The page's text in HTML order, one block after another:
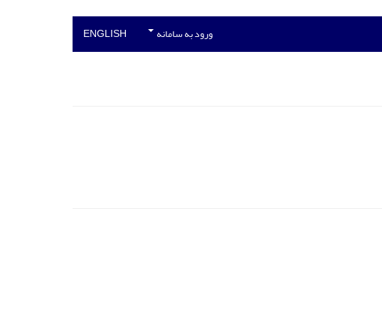
ورود به سامانه ENGLISH